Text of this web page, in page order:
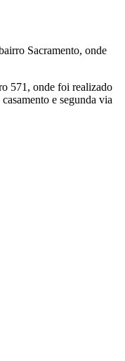
Sacramento, onde
571, onde foi realizado
e segunda via